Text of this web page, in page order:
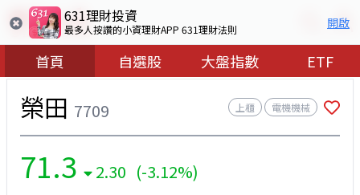
631理財投資
最多人按讚的小資理財APP 631理財法則 開啟
首頁 自選股 大盤指數 ETF
榮田 7709 上櫃 電機機械
71.3 2.30 (-3.12%)